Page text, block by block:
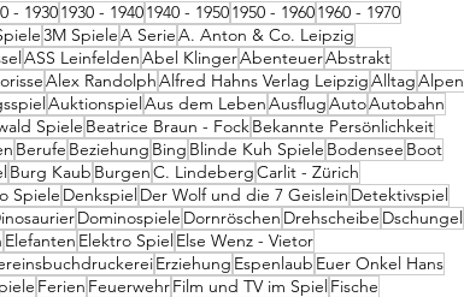
- 19301930 - 19401940 - 19501950 - 19601960 - 1970
3M SpieleA SerieA. Anton & Co. Leipzig
ASS LeinfeldenAbel KlingerAbenteuerAbstrakt
Alex RandolphAlfred Hahns Verlag LeipzigAlltagAlpen
AuktionspielAus dem LebenAusflugAutoAutobahn
Spiele Beatrice Braun - FockBekannte Persönlichkeit
Berufe Beziehung Bing Blinde Kuh Spiele Bodensee Boot
Burg Kaub BurgenC. LindebergCarlit - Zürich
Spiele DenkspielDer Wolf und die 7 Geislein Detektivspiel
Dominospiele Dornröschen Drehscheibe Dschungel
Elefanten Elektro SpielElse Wenz - Vietor
Erziehung Espenlaub Euer Onkel Hans
Ferien FeuerwehrFilm und TV im SpielFische